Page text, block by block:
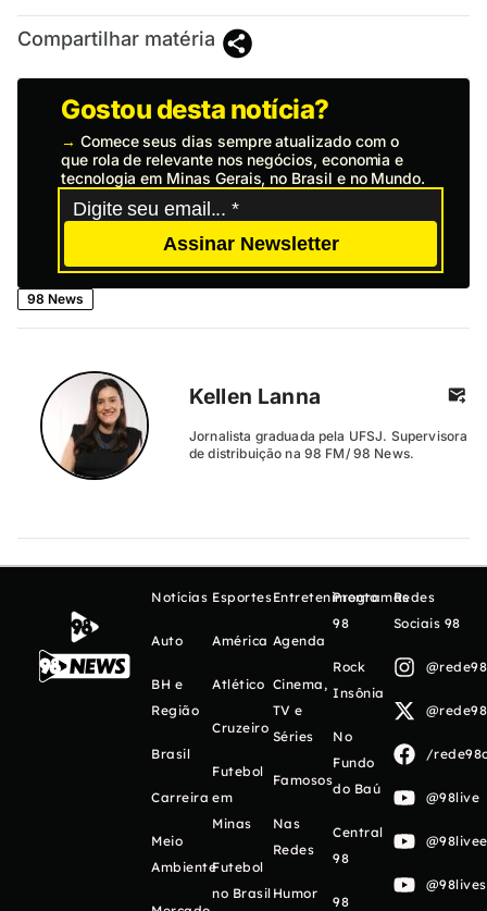
Compartilhar matéria
Gostou desta notícia?
→ Comece seus dias sempre atualizado com o
que rola de relevante nos negócios, economia e
tecnologia em Minas Gerais, no Brasil e no Mundo.
Assinar Newsletter
98 News
Kellen Lanna
Jornalista graduada pela UFSJ. Supervisora
de distribuição na 98 FM/ 98 News.
Notícias
Auto
BH e
Região
Brasil
Carreira
Meio
Ambiente
Esportes
América
Atlético
Cruzeiro
Futebol
em
Minas
Futebol
no Brasil
Entretenimento
Agenda
Cinema,
TV e
Séries
Famosos
Nas
Redes
Humor
Programas
98
Rock
Insônia
No
Fundo
do Baú
Central
98
98
Redes
Sociais 98
/
@98live